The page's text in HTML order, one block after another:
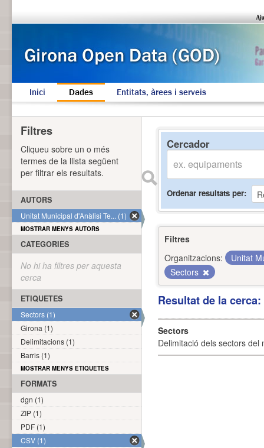
Inici Dades Entitats, àrees i serveis
Cercador
Ordenar resultats per
Filtres
Organitzacions:
Unitat
Sectors
Resultat de la
Sectors
Delimitació dels sectors del
Filtres
Cliqueu sobre un o més
termes de la llista següent
per filtrar els resultats.
AUTORS
Unitat Municipal d'Anàlisi Te... (1)
MOSTRAR MENYS AUTORS
CATEGORIES
No hi ha filtres per aquesta
cerca
ETIQUETES
Sectors (1)
Girona (1)
Delimitacions (1)
Barris (1)
MOSTRAR MENYS ETIQUETES
FORMATS
dgn (1)
ZIP (1)
PDF (1)
CSV (1)